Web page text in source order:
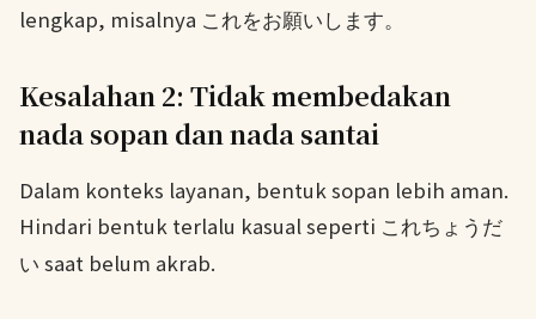
lengkap, misalnya これをお願いします。
Kesalahan 2: Tidak membedakan
nada sopan dan nada santai
Dalam konteks layanan, bentuk sopan lebih aman.
Hindari bentuk terlalu kasual seperti これちょうだ
い saat belum akrab.